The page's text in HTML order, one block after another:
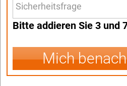
Bitte addieren Sie 3 und
Mich